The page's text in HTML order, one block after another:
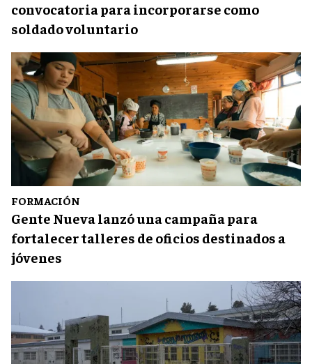
convocatoria para incorporarse como
soldado voluntario
FORMACIÓN
Gente Nueva lanzó una campaña para
fortalecer talleres de oficios destinados a
jóvenes